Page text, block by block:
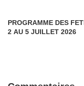
PROGRAMME DES
2 AU 5 JUILLET 2026